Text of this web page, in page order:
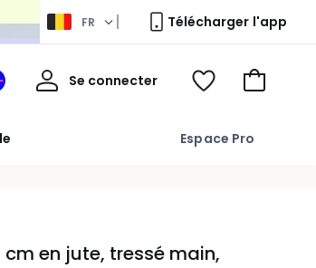
FR Télécharger l'app
Espace Pro
Se connecter
Mon
Voir
Aller
en jute, tressé main,